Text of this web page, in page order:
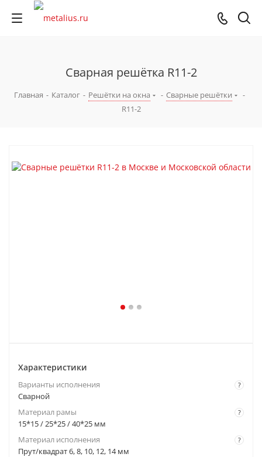
Сварная решётка R11-2
Главная - Каталог - Решётки на окна - Сварные решётки
-
R11-2
Характеристики
?
Варианты исполнения
Сварной
?
Материал рамы
15*15 / 25*25 / 40*25 мм
?
Материал исполнения
Прут/квадрат 6, 8, 10, 12, 14 мм